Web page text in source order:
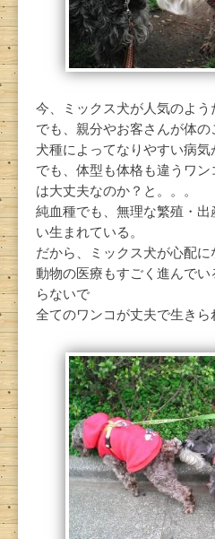
今、ミックス犬が人気のよう
でも、親分やお客さんが体の
犬種によってなりやすい病気
でも、体型も体格も違うワ
は大丈夫なのか？と。。。
純血種でも、無理な繁殖・
い生まれている。
だから、ミックス犬が心配に
動物の医療もすごく進んで
らないで
全てのワンコが丈夫で生きら